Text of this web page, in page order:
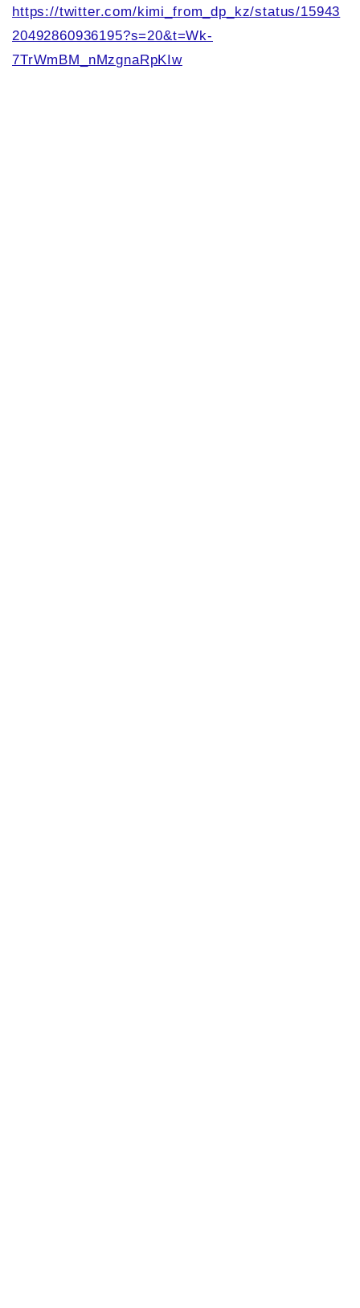
https://twitter.com/kimi_from_dp_kz/status/15943
20492860936195?s=20&t=Wk-
7TrWmBM_nMzgnaRpKIw